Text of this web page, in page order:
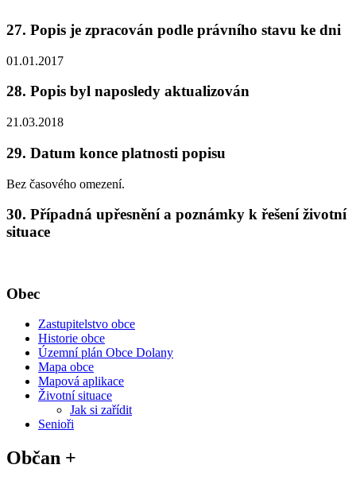
27. Popis je zpracován podle právního stavu ke dni
01.01.2017
28. Popis byl naposledy aktualizován
21.03.2018
29. Datum konce platnosti popisu
Bez časového omezení.
30. Případná upřesnění a poznámky k řešení životní
situace
Obec
Zastupitelstvo obce
Historie obce
Územní plán Obce Dolany
Mapa obce
Mapová aplikace
Životní situace
Jak si zařídit
Senioři
Občan +